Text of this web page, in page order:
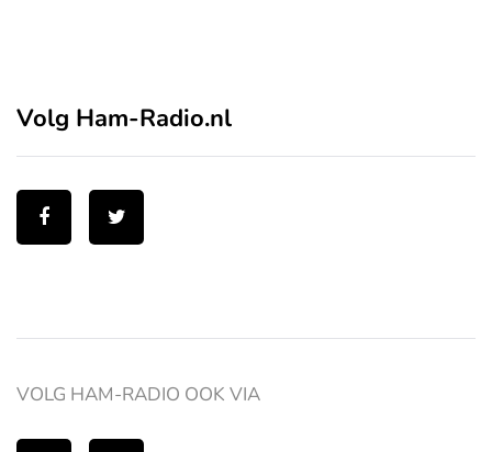
Volg Ham-Radio.nl
VOLG HAM-RADIO OOK VIA